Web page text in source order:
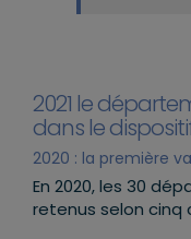
2021 le
dans le
2020 : la première
En 2020, les 30
retenus selon cinq